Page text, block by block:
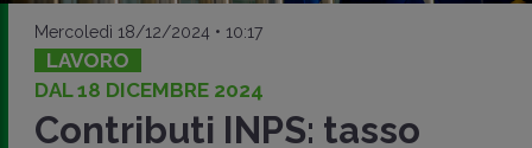
Mercoledì 18/12/2024 • 10:17
LAVORO
DAL 18 DICEMBRE 2024
Contributi INPS: tasso